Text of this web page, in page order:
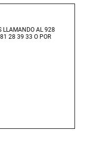
LLAMANDO AL 928
28 39 33 O POR